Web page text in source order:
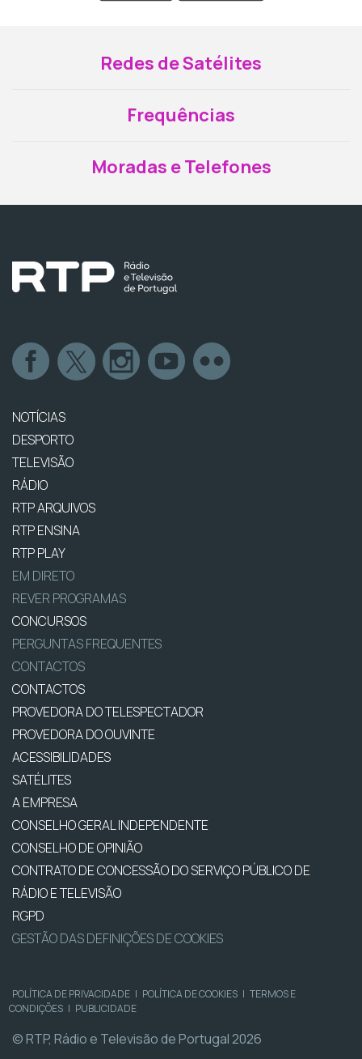
Redes de Satélites
Frequências
Moradas e Telefones
NOTÍCIAS
DESPORTO
TELEVISÃO
RÁDIO
RTP ARQUIVOS
RTP ENSINA
RTP PLAY
EM DIRETO
REVER PROGRAMAS
CONCURSOS
PERGUNTAS FREQUENTES
CONTACTOS
CONTACTOS
PROVEDORA DO TELESPECTADOR
PROVEDORA DO OUVINTE
ACESSIBILIDADES
SATÉLITES
A EMPRESA
CONSELHO GERAL INDEPENDENTE
CONSELHO DE OPINIÃO
CONTRATO DE CONCESSÃO DO SERVIÇO PÚBLICO DE
RÁDIO E TELEVISÃO
RGPD
GESTÃO DAS DEFINIÇÕES DE COOKIES
POLÍTICA DE PRIVACIDADE | POLÍTICA DE COOKIES | TERMOS E
CONDIÇÕES | PUBLICIDADE
© RTP, Rádio e Televisão de Portugal 2026